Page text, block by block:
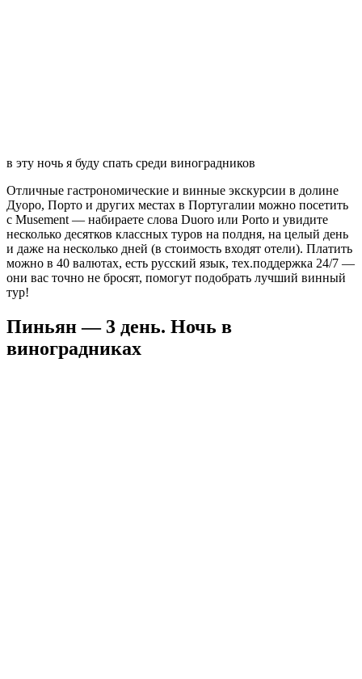
в эту ночь я буду спать среди виноградников
Отличные гастрономические и винные экскурсии в долине
Дуоро, Порто и других местах в Португалии можно посетить
с Musement — набираете слова Duoro или Porto и увидите
несколько десятков классных туров на полдня, на целый день
и даже на несколько дней (в стоимость входят отели). Платить
можно в 40 валютах, есть русский язык, тех.поддержка 24/7 —
они вас точно не бросят, помогут подобрать лучший винный
тур!
Пиньян — 3 день. Ночь в
виноградниках